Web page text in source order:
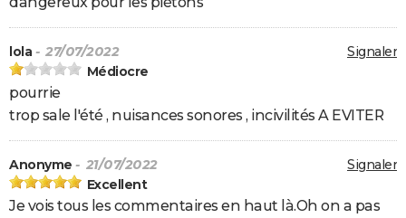
Signaler
lola - 27/07/2022
Médiocre
pourrie
trop sale l'été , nuisances sonores , incivilités A EVITER
Signaler
Anonyme - 21/07/2022
Excellent
Je vois tous les commentaires en haut là.Oh on a pas